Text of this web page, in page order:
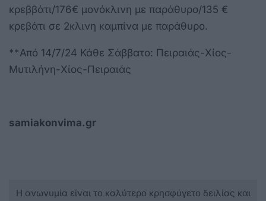
κρεββάτι/176€ μονόκλινη με παράθυρο/135 €
κρεβάτι σε 2κλινη καμπίνα με παράθυρο.
**Από 14/7/24 Κάθε Σάββατο: Πειραιάς-Χίος-
Μυτιλήνη-Χίος-Πειραιάς
samiakonvima.gr
Η ανωνυμία είναι το καλύτερο κρησφύγετο δειλίας και